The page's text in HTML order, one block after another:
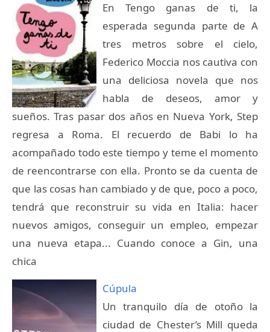
En Tengo ganas de ti, la
esperada segunda parte de A
tres metros sobre el cielo,
Federico Moccia nos cautiva con
una deliciosa novela que nos
habla de deseos, amor y
sueños. Tras pasar dos años en Nueva York, Step
regresa a Roma. El recuerdo de Babi lo ha
acompañado todo este tiempo y teme el momento
de reencontrarse con ella. Pronto se da cuenta de
que las cosas han cambiado y de que, poco a poco,
tendrá que reconstruir su vida en Italia: hacer
nuevos amigos, conseguir un empleo, empezar
una nueva etapa... Cuando conoce a Gin, una
chica
Cúpula
Un tranquilo día de otoño la
ciudad de Chester’s Mill queda